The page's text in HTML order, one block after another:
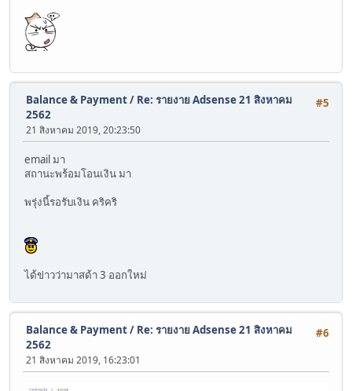
#5
Balance & Payment/ Re: รายงาย Adsense 21 สิงหาคม
2562
21 สิงหาคม 2019, 20:23:50
email มา
สถานะพร้อมโอนเงิน มา
พรุ่งนี้รอรับเงิน คริคริ
ได้ข่าวว่ามาสด้า 3 ออกใหม่
#6
Balance & Payment/ Re: รายงาย Adsense 21 สิงหาคม
2562
21 สิงหาคม 2019, 16:23:01